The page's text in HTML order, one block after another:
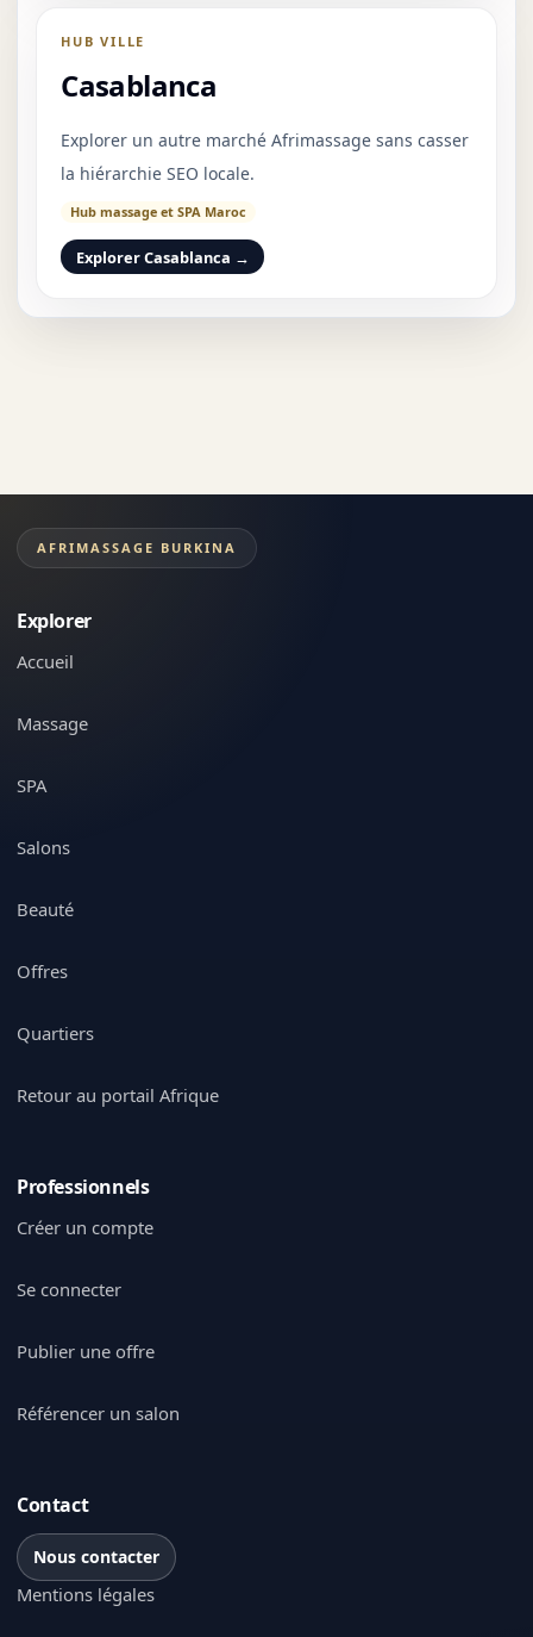
HUB VILLE
Casablanca
Explorer un autre marché Afrimassage sans casser
la hiérarchie SEO locale.
Hub massage et SPA Maroc
Explorer Casablanca →
AFRIMASSAGE BURKINA
Explorer
Accueil
Massage
SPA
Salons
Beauté
Offres
Quartiers
Retour au portail Afrique
Professionnels
Créer un compte
Se connecter
Publier une offre
Référencer un salon
Contact
Nous contacter
Mentions légales